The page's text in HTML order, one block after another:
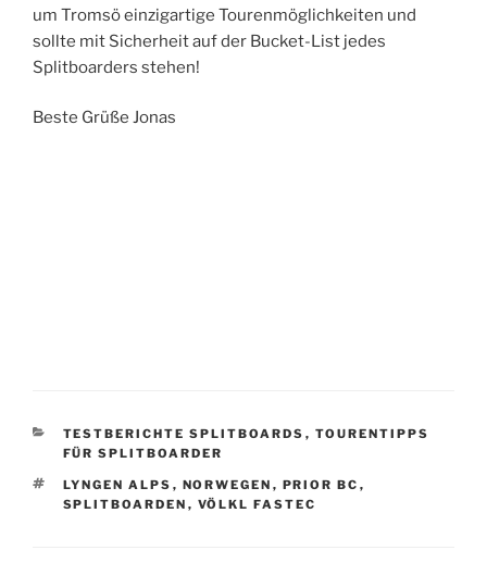
um Tromsö einzigartige Tourenmöglichkeiten und
sollte mit Sicherheit auf der Bucket-List jedes
Splitboarders stehen!
Beste Grüße Jonas
KATEGORIEN
TESTBERICHTE SPLITBOARDS , TOURENTIPPS
FÜR SPLITBOARDER
SCHLAGWÖRTER
LYNGEN ALPS , NORWEGEN , PRIOR BC ,
SPLITBOARDEN , VÖLKL FASTEC